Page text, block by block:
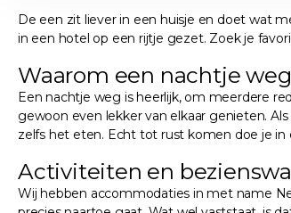
De een zit liever in een huisje en doet wat
in een hotel op een rijtje gezet. Zoek je
Waarom een nachtje
Een nachtje weg is heerlijk, om meerdere
gewoon even lekker van elkaar genieten.
zelfs het eten. Echt tot rust komen doe je in
Activiteiten en
Wij hebben accommodaties in met name